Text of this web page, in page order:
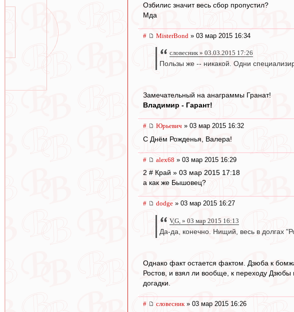
Озбилис значит весь сбор пропустил?
Мда
# MisterBond » 03 мар 2015 16:34
словесник » 03.03.2015 17:26
Пользы же -- никакой. Одни
Замечательный на анаграммы Гранат!
Владимир - Гарант!
# Юрьевич » 03 мар 2015 16:32
С Днём Рожденья, Валера!
# alex68 » 03 мар 2015 16:29
2 # Край » 03 мар 2015 17:18
а как же Бышовец?
# dodge » 03 мар 2015 16:27
V,G, » 03 мар 2015 16:13
Да-да, конечно. Нищий, весь в долгах
Однако факт остается фактом. Дзюба к
Ростов, и взял ли вообще, к переходу
догадки.
# словесник » 03 мар 2015 16:26